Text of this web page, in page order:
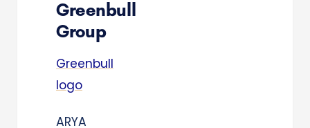
Greenbull
Group
Greenbull
logo
ARYA